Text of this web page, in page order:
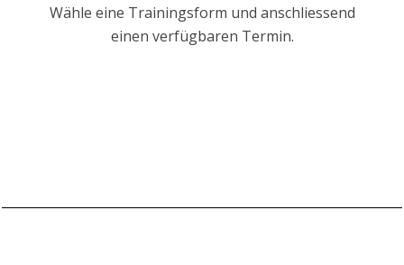
Wähle eine Trainingsform und anschliessend
einen verfügbaren Termin.